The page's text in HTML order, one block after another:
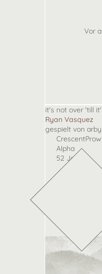
Vor
it's not over 'till
Ryan Vasquez
gespielt von arby
Alpha
52 Jahre